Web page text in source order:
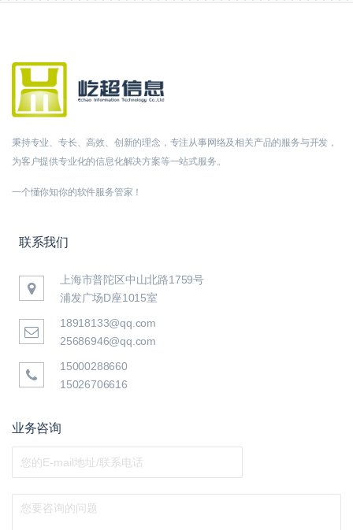
秉持专业、专长、高效、创新的理念，专注从事网络及相关产品的服务与开发，
为客户提供专业化的信息化解决方案等一站式服务。
一个懂你知你的软件服务管家！
联系我们
上海市普陀区中山北路1759号
浦发广场D座1015室
18918133@qq.com
25686946@qq.com
15000288660
15026706616
业务咨询